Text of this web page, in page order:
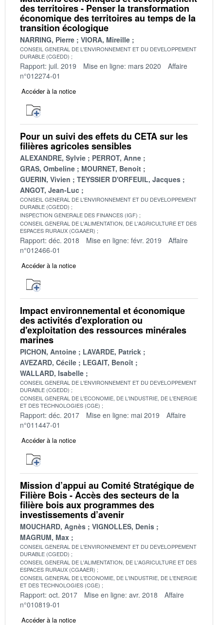
des territoires - Penser la transformation
économique des territoires au temps de la
transition écologique
NARRING, Pierre VIORA, Mireille
CONSEIL GENERAL DE L'ENVIRONNEMENT ET DU DEVELOPPEMENT
DURABLE (CGEDD)
Rapport: juil. 2019 Mise en ligne: mars 2020
Affaire
n°012274-01
Accéder à la notice
Pour un suivi des effets du CETA sur les
filières agricoles sensibles
ALEXANDRE, Sylvie
PERROT, Anne
GRAS, Ombeline
MOURNET, Benoit
GUERIN, Vivien
TEYSSIER D'ORFEUIL, Jacques
ANGOT, Jean-Luc
CONSEIL GENERAL DE L'ENVIRONNEMENT ET DU DEVELOPPEMENT
DURABLE (CGEDD)
INSPECTION GENERALE DES FINANCES (IGF)
CONSEIL GENERAL DE L'ALIMENTATION, DE L'AGRICULTURE ET DES
ESPACES RURAUX (CGAAER)
Rapport: déc. 2018 Mise en ligne: févr. 2019
Affaire
n°012466-01
Accéder à la notice
Impact environnemental et économique
des activités d'exploration ou
d'exploitation des ressources minérales
marines
PICHON, Antoine
LAVARDE, Patrick
AVEZARD, Cécile
LEGAIT, Benoît
WALLARD, Isabelle
CONSEIL GENERAL DE L'ENVIRONNEMENT ET DU DEVELOPPEMENT
DURABLE (CGEDD)
CONSEIL GENERAL DE L'ECONOMIE, DE L'INDUSTRIE, DE L'ENERGIE
ET DES TECHNOLOGIES (CGE)
Rapport: déc. 2017 Mise en ligne: mai 2019
Affaire
n°011447-01
Accéder à la notice
Mission d’appui au Comité Stratégique de
Filière Bois - Accès des secteurs de la
filière bois aux programmes des
investissements d’avenir
MOUCHARD, Agnès
VIGNOLLES, Denis
MAGRUM, Max
CONSEIL GENERAL DE L'ENVIRONNEMENT ET DU DEVELOPPEMENT
DURABLE (CGEDD)
CONSEIL GENERAL DE L'ALIMENTATION, DE L'AGRICULTURE ET DES
ESPACES RURAUX (CGAAER)
CONSEIL GENERAL DE L'ECONOMIE, DE L'INDUSTRIE, DE L'ENERGIE
ET DES TECHNOLOGIES (CGE)
Rapport: oct. 2017 Mise en ligne: avr. 2018
Affaire
n°010819-01
Accéder à la notice